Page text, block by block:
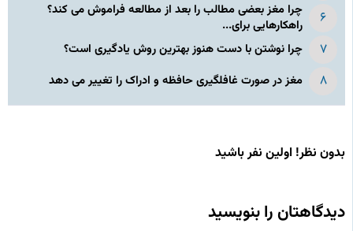
چرا مغز بعضی مطالب را بعد از مطالعه فراموش می کند؟
راهکارهایی برای...
چرا نوشتن با دست هنوز بهترین روش یادگیری است؟
مغز در صورت غافلگیری حافظه و ادراک را تغییر می دهد
بدون نظر! اولین نفر باشید
دیدگاهتان را بنویسید